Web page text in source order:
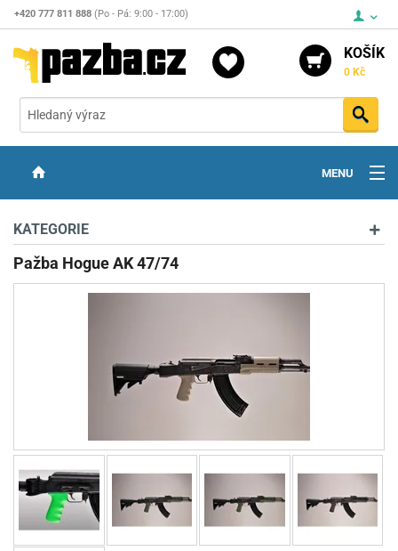
+420 777 811 888 (Po - Pá: 9:00 - 17:00)
KOŠÍK
0 Kč
MENU
OPTIKA
STŘELIVO
KATEGORIE
Pažba Hogue AK 47/74